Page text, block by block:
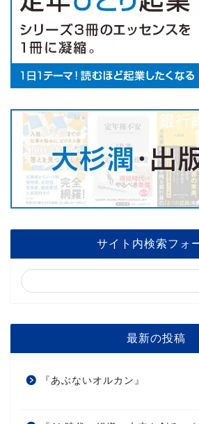
サイト内検索フォ
最新の投稿
『あぶないオルカン』